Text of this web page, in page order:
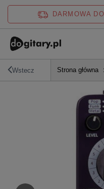
DARMOWA
Wstecz Strona główna